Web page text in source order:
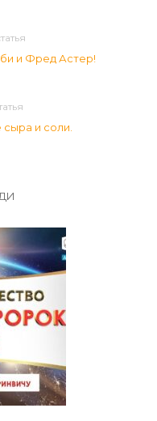
и Фред Астер!
и соли.